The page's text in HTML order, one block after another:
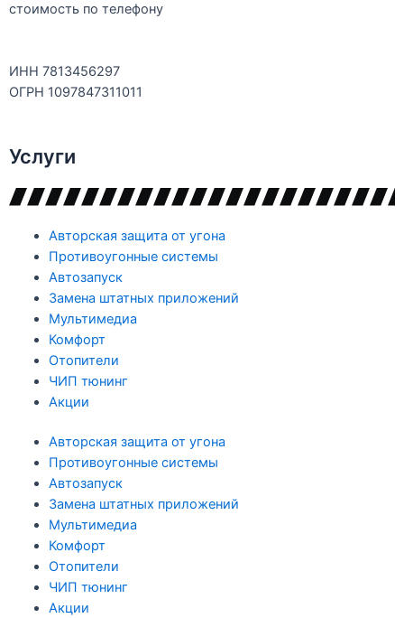
стоимость по телефону
ИНН 7813456297
ОГРН 1097847311011
Услуги
Авторская защита от угона
Противоугонные системы
Автозапуск
Замена штатных приложений
Мультимедиа
Комфорт
Отопители
ЧИП тюнинг
Акции
Авторская защита от угона
Противоугонные системы
Автозапуск
Замена штатных приложений
Мультимедиа
Комфорт
Отопители
ЧИП тюнинг
Акции